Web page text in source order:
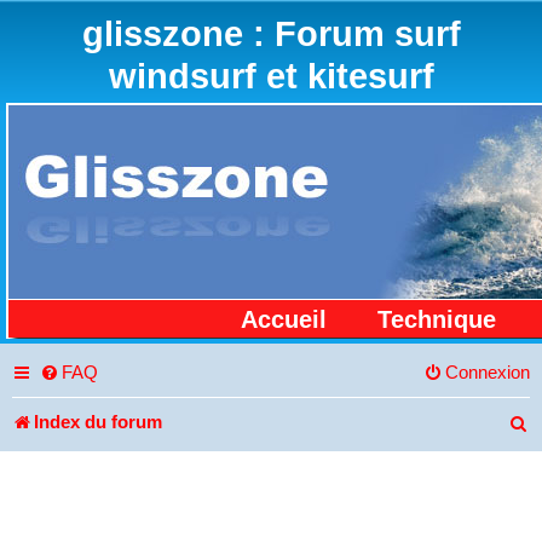
glisszone : Forum surf
windsurf et kitesurf
Accueil Technique
FAQ Connexion
Index du forum